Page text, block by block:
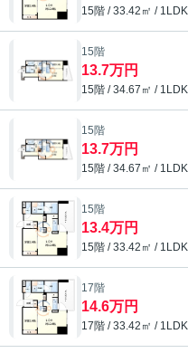
15階 / 33.42㎡ / 1LDK
15階
13.7万円
15階 / 34.67㎡ / 1LDK
15階
13.7万円
15階 / 34.67㎡ / 1LDK
15階
13.4万円
15階 / 33.42㎡ / 1LDK
17階
14.6万円
17階 / 33.42㎡ / 1LDK